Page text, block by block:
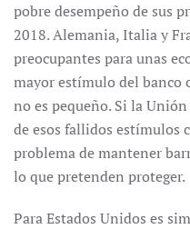
pobre desempeño de sus
2018. Alemania, Italia y
preocupantes para unas
mayor estímulo del banco
no es pequeño. Si la
de esos fallidos estímulos
problema de mantener
lo que pretenden proteger.
Para Estados Unidos es